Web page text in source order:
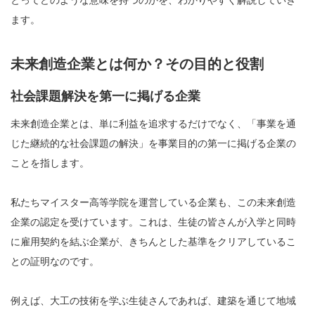
ます。
未来創造企業とは何か？その目的と役割
社会課題解決を第一に掲げる企業
未来創造企業とは、単に利益を追求するだけでなく、「事業を通
じた継続的な社会課題の解決」を事業目的の第一に掲げる企業の
ことを指します。
私たちマイスター高等学院を運営している企業も、この未来創造
企業の認定を受けています。これは、生徒の皆さんが入学と同時
に雇用契約を結ぶ企業が、きちんとした基準をクリアしているこ
との証明なのです。
例えば、大工の技術を学ぶ生徒さんであれば、建築を通じて地域